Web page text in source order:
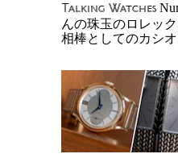
Talking Watches
んの珠玉のロレッ
相棒としてのカシ